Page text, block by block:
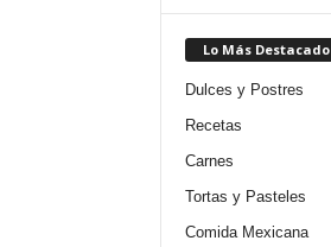
Lo Más Destacado
Dulces y Postres
Recetas
Carnes
Tortas y Pasteles
Comida Mexicana